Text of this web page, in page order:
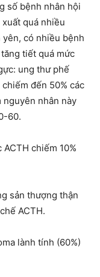
số bệnh nhân hội
quá nhiều
có nhiều bệnh
tiết quá mức
ung thư phế
đến 50% các
nhân này
60.
chiếm 10%
sản thượng thận
ACTH.
lành tính (60%)